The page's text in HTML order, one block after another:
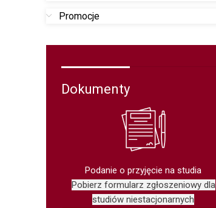
Promocje
Dokumenty
Podanie o przyjęcie na studia
Pobierz formularz zgłoszeniowy dla
studiów niestacjonarnych